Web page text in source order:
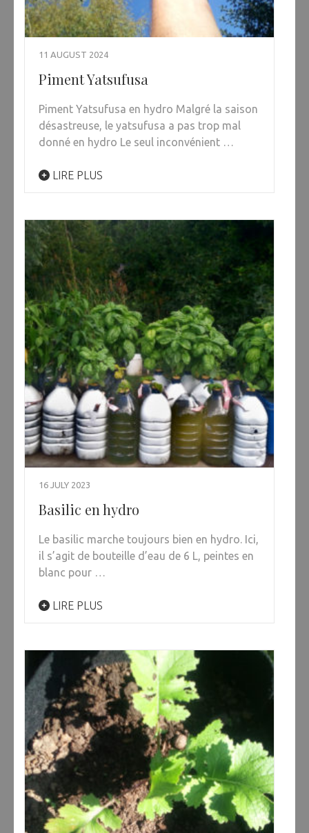
11 AUGUST 2024
Piment Yatsufusa
Piment Yatsufusa en hydro Malgré la saison
désastreuse, le yatsufusa a pas trop mal
donné en hydro Le seul inconvénient …
LIRE PLUS
16 JULY 2023
Basilic en hydro
Le basilic marche toujours bien en hydro. Ici,
il s’agit de bouteille d’eau de 6 L, peintes en
blanc pour …
LIRE PLUS